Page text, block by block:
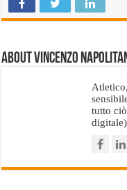
About Vincenzo
tutto